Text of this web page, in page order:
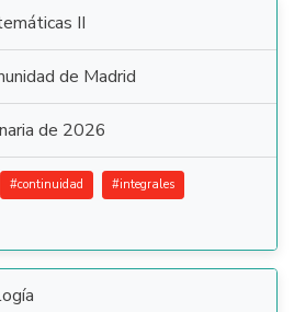
II
de Madrid
de 2026
#continuidad #integrales